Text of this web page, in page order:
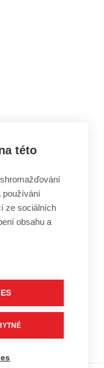
této
používání
ze sociálních
obsahu a